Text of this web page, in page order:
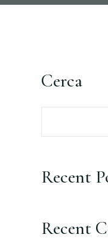
Cerca
Recent
Recent